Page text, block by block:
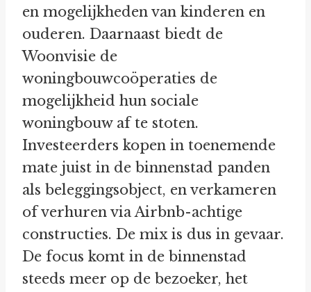
en mogelijkheden van kinderen en
ouderen. Daarnaast biedt de
Woonvisie de
woningbouwcoöperaties de
mogelijkheid hun sociale
woningbouw af te stoten.
Investeerders kopen in toenemende
mate juist in de binnenstad panden
als beleggingsobject, en verkameren
of verhuren via Airbnb-achtige
constructies. De mix is dus in gevaar.
De focus komt in de binnenstad
steeds meer op de bezoeker, het